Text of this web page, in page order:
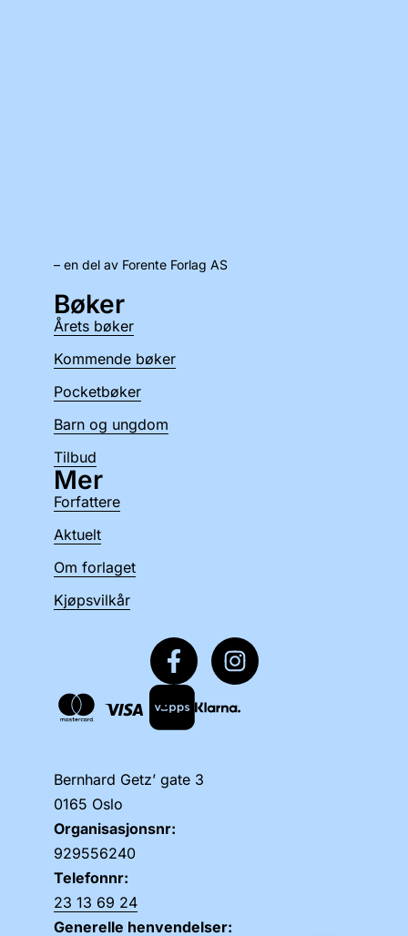
– en del av Forente Forlag AS
Bernhard Getz’ gate 3
0165 Oslo
Organisasjonsnr:
929556240
Telefonnr:
23 13 69 24
Generelle henvendelser:
Bøker
Årets bøker
Kommende bøker
Pocketbøker
Barn og ungdom
Tilbud
Mer
Forfattere
Aktuelt
Om forlaget
Kjøpsvilkår